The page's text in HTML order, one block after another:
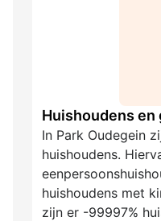
Huishoudens
In Park Oudegein
huishoudens.
huishoudens met
zijn er -99997%